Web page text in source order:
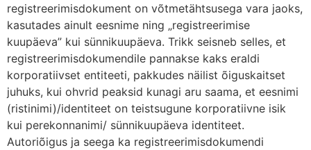
registreerimisdokument on võtmetähtsusega vara jaoks,
kasutades ainult eesnime ning „registreerimise
kuupäeva” kui sünnikuupäeva. Trikk seisneb selles, et
registreerimisdokumendile pannakse kaks eraldi
korporatiivset entiteeti, pakkudes näilist õiguskaitset
juhuks, kui ohvrid peaksid kunagi aru saama, et eesnimi
(ristinimi)/identiteet on teistsugune korporatiivne isik
kui perekonnanimi/ sünnikuupäeva identiteet.
Autoriõigus ja seega ka registreerimisdokumendi